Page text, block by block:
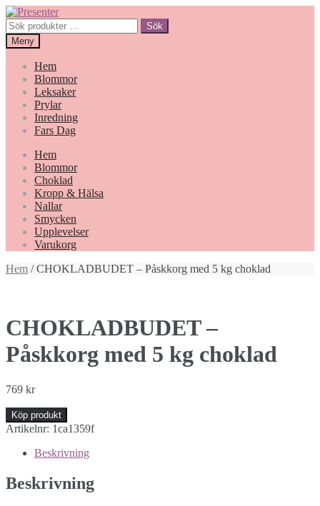
Hoppa
till
navigering
Gå
till
innehåll
Sök
efter:
Sök
Meny
Hem
Blommor
Leksaker
Prylar
Inredning
Fars Dag
Hem
Blommor
Choklad
Kropp & Hälsa
Nallar
Smycken
Upplevelser
Varukorg
Hem / CHOKLADBUDET – Påskkorg med 5 kg choklad
CHOKLADBUDET –
Påskkorg med 5 kg choklad
769 kr
Köp produkt
Artikelnr: 1ca1359f
Beskrivning
Beskrivning